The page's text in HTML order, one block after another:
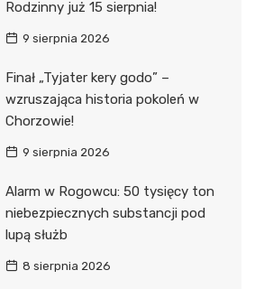
Rodzinny już 15 sierpnia!
9 sierpnia 2026
Finał „Tyjater kery godo” –
wzruszająca historia pokoleń w
Chorzowie!
9 sierpnia 2026
Alarm w Rogowcu: 50 tysięcy ton
niebezpiecznych substancji pod
lupą służb
8 sierpnia 2026